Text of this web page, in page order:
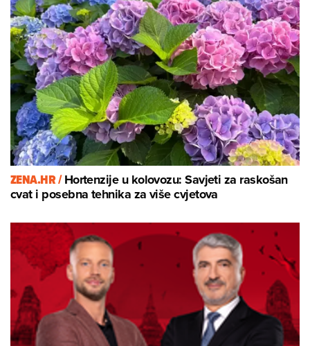
ZENA.HR /Hortenzije u kolovozu: Savjeti za raskošan
cvat i posebna tehnika za više cvjetova